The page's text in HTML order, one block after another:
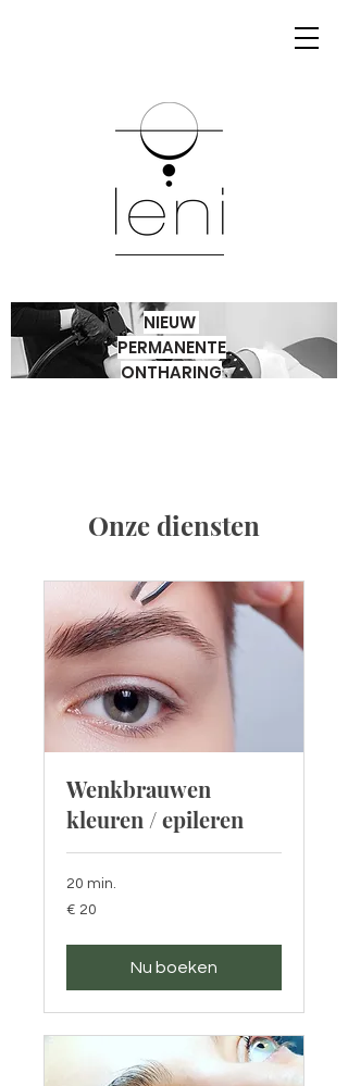
NIEUW
PERMANENTE
ONTHARING
Onze diensten
Wenkbrauwen
kleuren / epileren
20 min.
20
euro
€ 20
Nu boeken